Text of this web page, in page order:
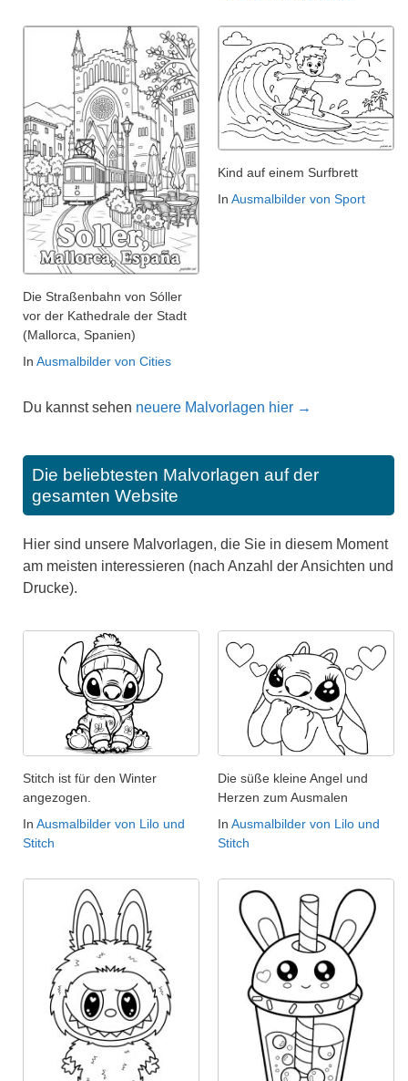
Die Straßenbahn von Sóller
vor der Kathedrale der Stadt
(Mallorca, Spanien)
In Ausmalbilder von Cities
Kind auf einem Surfbrett
In Ausmalbilder von Sport
Du kannst sehen neuere Malvorlagen hier →
Die beliebtesten Malvorlagen auf der
gesamten Website
Hier sind unsere Malvorlagen, die Sie in diesem Moment
am meisten interessieren (nach Anzahl der Ansichten und
Drucke).
Stitch ist für den Winter
angezogen.
In Ausmalbilder von Lilo und
Stitch
Die süße kleine Angel und
Herzen zum Ausmalen
In Ausmalbilder von Lilo und
Stitch